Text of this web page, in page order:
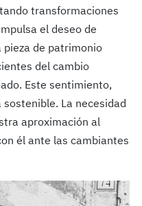
transformaciones
el deseo de
pieza de patrimonio
del cambio
Este sentimiento,
sostenible. La necesidad
aproximación al
él ante las cambiantes